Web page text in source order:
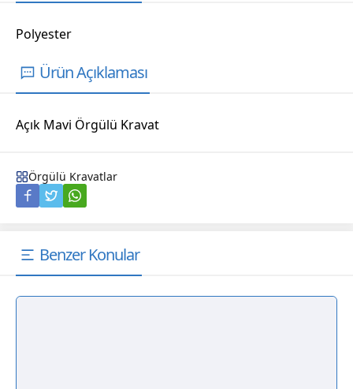
Polyester
Ürün Açıklaması
Açık Mavi Örgülü Kravat
Örgülü Kravatlar
Benzer Konular